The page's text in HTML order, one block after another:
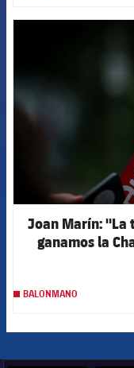
Joan Marín: "La
ganamos la
BALONMANO